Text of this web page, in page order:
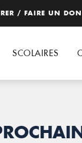
/ FAIRE UN DON
SCOLAIRES